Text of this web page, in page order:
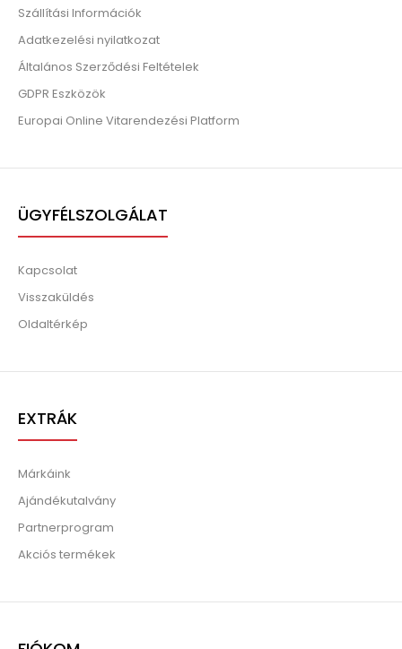
Szállítási Információk
Adatkezelési nyilatkozat
Általános Szerződési Feltételek
GDPR Eszközök
Europai Online Vitarendezési Platform
ÜGYFÉLSZOLGÁLAT
Kapcsolat
Visszaküldés
Oldaltérkép
EXTRÁK
Márkáink
Ajándékutalvány
Partnerprogram
Akciós termékek